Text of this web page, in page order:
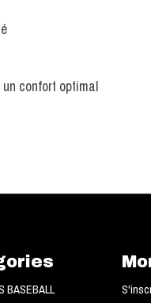
confort optimal
BASEBALL